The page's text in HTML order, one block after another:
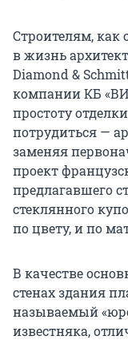
Строителям, как
в жизнь
Diamond &
компании КБ
простоту
потрудиться —
заменяя
проект
предлагавшего
стеклянного
по цвету, и по
В качестве
стенах здания
называемый
известняка,